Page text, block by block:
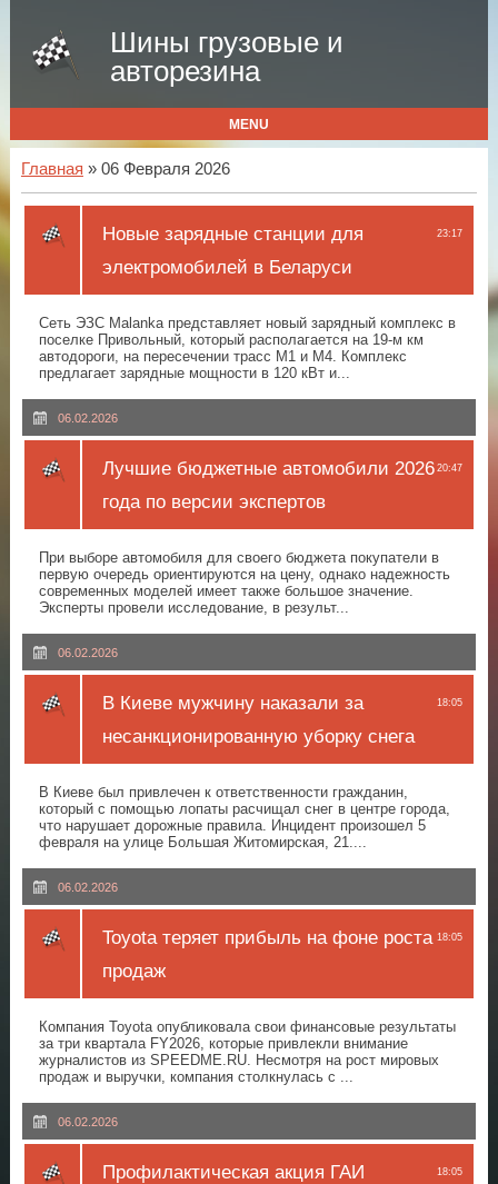
Шины грузовые и
авторезина
MENU
Главная » 06 Февраля 2026
23:17
Новые зарядные станции для
электромобилей в Беларуси
Сеть ЭЗС Malanka представляет новый зарядный комплекс в
поселке Привольный, который располагается на 19-м км
автодороги, на пересечении трасс М1 и М4. Комплекс
предлагает зарядные мощности в 120 кВт и...
06.02.2026
20:47
Лучшие бюджетные автомобили 2026
года по версии экспертов
При выборе автомобиля для своего бюджета покупатели в
первую очередь ориентируются на цену, однако надежность
современных моделей имеет также большое значение.
Эксперты провели исследование, в результ...
06.02.2026
18:05
В Киеве мужчину наказали за
несанкционированную уборку снега
В Киеве был привлечен к ответственности гражданин,
который с помощью лопаты расчищал снег в центре города,
что нарушает дорожные правила. Инцидент произошел 5
февраля на улице Большая Житомирская, 21....
06.02.2026
18:05
Toyota теряет прибыль на фоне роста
продаж
Компания Toyota опубликовала свои финансовые результаты
за три квартала FY2026, которые привлекли внимание
журналистов из SPEEDME.RU. Несмотря на рост мировых
продаж и выручки, компания столкнулась с ...
06.02.2026
18:05
Профилактическая акция ГАИ